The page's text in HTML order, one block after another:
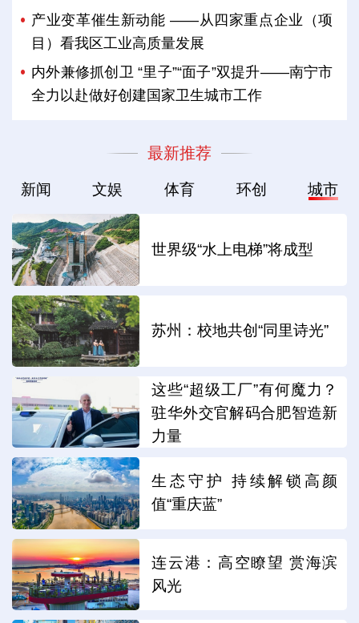
产业变革催生新动能 ——从四家重点企业（项
目）看我区工业高质量发展
内外兼修抓创卫 “里子”“面子”双提升——南宁市
全力以赴做好创建国家卫生城市工作
最新推荐
新闻 文娱 体育 环创 城市
世界级“水上电梯”将成型
苏州：校地共创“同里诗光”
这些“超级工厂”有何魔力？
驻华外交官解码合肥智造新
力量
生态守护 持续解锁高颜
值“重庆蓝”
连云港：高空瞭望 赏海滨
风光